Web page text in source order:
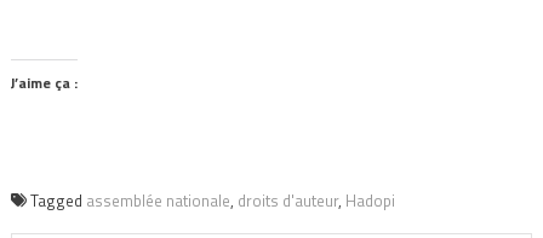
J’aime ça :
Tagged assemblée nationale, droits d'auteur, Hadopi